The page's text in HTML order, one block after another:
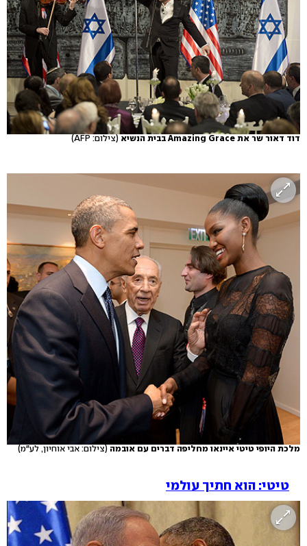
דוד דאור שר את Amazing Grace בבית הנשיא (צילום: AFP)
מלכת היופי טיטי איינאו מחליפה דברים עם אובמה (צילום: אבי אוחיון, לע"מ)
טיטי: הוא חתיך עולמי